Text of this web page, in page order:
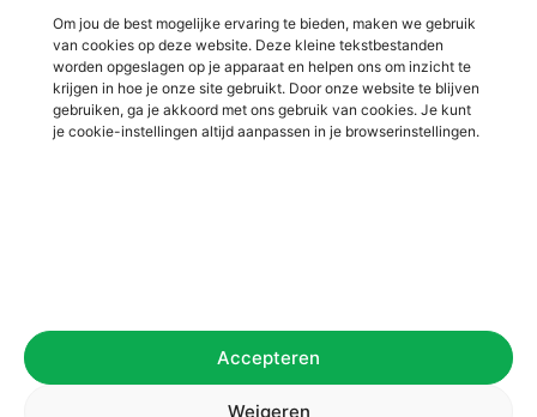
Om jou de best mogelijke ervaring te bieden, maken we gebruik
van cookies op deze website. Deze kleine tekstbestanden
worden opgeslagen op je apparaat en helpen ons om inzicht te
krijgen in hoe je onze site gebruikt. Door onze website te blijven
gebruiken, ga je akkoord met ons gebruik van cookies. Je kunt
je cookie-instellingen altijd aanpassen in je browserinstellingen.
Accepteren
Weigeren
Vacatures in Varsseveld
Vacatures in Winterswijk
Vacatures in Zelhem
Vacatures in Zutphen
Privacybeleid Algemene voorwaarden